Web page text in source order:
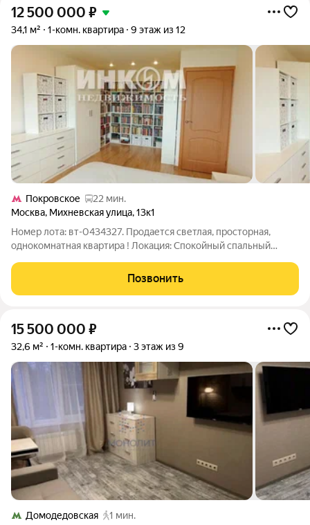
12 500 000 ₽
34,1 м² 1-комн. квартира 9 этаж из 12
Покровское
22 мин.
Москва, Михневская улица,13к1
Номер лота: вт-0434327. Продается светлая, просторная,
однокомнатная квартира ! Локация: Спокойный спальный
рядом). 5 минуты пешком до ж/д станции Биpюлево-
Паccaжиpcкая. К 2030 году
Позвонить
15 500 000 ₽
32,6 м² 1-комн. квартира 3 этаж из 9
Домодедовская
1 мин.